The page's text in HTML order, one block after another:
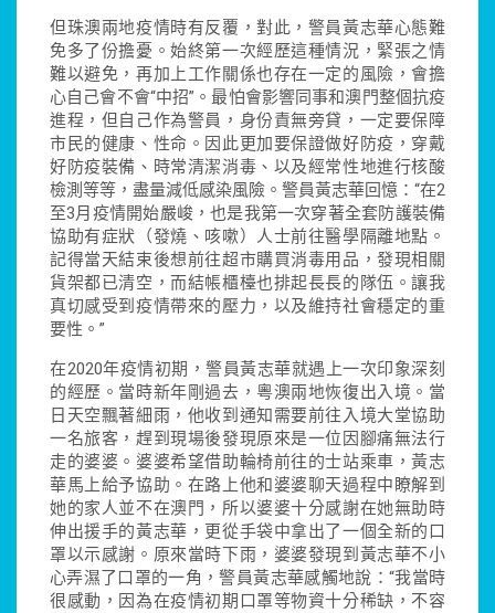
但珠澳兩地疫情時有反覆，對此，警員黃志華心態難
免多了份擔憂。始終第一次經歷這種情況，緊張之情
難以避免，再加上工作關係也存在一定的風險，會擔
心自己會不會“中招”。最怕會影響同事和澳門整個抗疫
進程，但自己作為警員，身份責無旁貸，一定要保障
市民的健康、性命。因此更加要保證做好防疫，穿戴
好防疫裝備、時常清潔消毒、以及經常性地進行核酸
檢測等等，盡量減低感染風險。警員黃志華回憶：“在2
至3月疫情開始嚴峻，也是我第一次穿著全套防護裝備
協助有症狀（發燒、咳嗽）人士前往醫學隔離地點。
記得當天結束後想前往超市購買消毒用品，發現相關
貨架都已清空，而結帳櫃檯也排起長長的隊伍。讓我
真切感受到疫情帶來的壓力，以及維持社會穩定的重
要性。”
在2020年疫情初期，警員黃志華就遇上一次印象深刻
的經歷。當時新年剛過去，粵澳兩地恢復出入境。當
日天空飄著細雨，他收到通知需要前往入境大堂協助
一名旅客，趕到現場後發現原來是一位因腳痛無法行
走的婆婆。婆婆希望借助輪椅前往的士站乘車，黃志
華馬上給予協助。在路上他和婆婆聊天過程中瞭解到
她的家人並不在澳門，所以婆婆十分感謝在她無助時
伸出援手的黃志華，更從手袋中拿出了一個全新的口
罩以示感謝。原來當時下雨，婆婆發現到黃志華不小
心弄濕了口罩的一角，警員黃志華感觸地說：“我當時
很感動，因為在疫情初期口罩等物資十分稀缺，不容